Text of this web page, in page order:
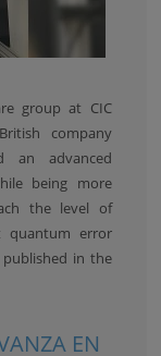
group at CIC
company
an advanced
being more
the level of
quantum error
in the
EN